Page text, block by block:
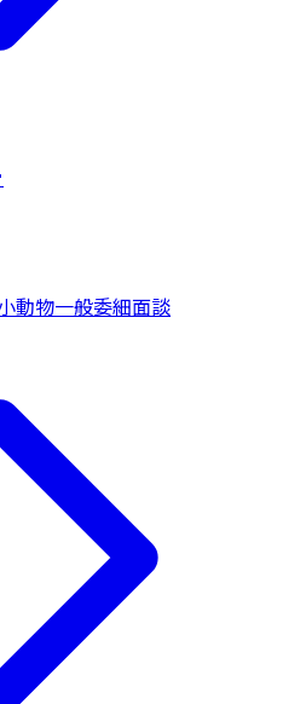
動物一般委細面談